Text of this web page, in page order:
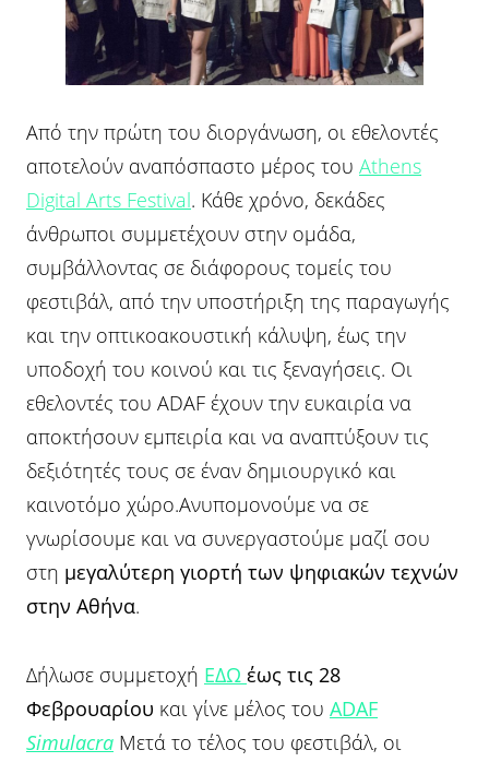
Από την πρώτη του διοργάνωση, οι εθελοντές
αποτελούν αναπόσπαστο μέρος του Athens
Digital Arts Festival. Κάθε χρόνο, δεκάδες
άνθρωποι συμμετέχουν στην ομάδα,
συμβάλλοντας σε διάφορους τομείς του
φεστιβάλ, από την υποστήριξη της παραγωγής
και την οπτικοακουστική κάλυψη, έως την
υποδοχή του κοινού και τις ξεναγήσεις. Οι
εθελοντές του ADAF έχουν την ευκαιρία να
αποκτήσουν εμπειρία και να αναπτύξουν τις
δεξιότητές τους σε έναν δημιουργικό και
καινοτόμο χώρο.Ανυπομονούμε να σε
γνωρίσουμε και να συνεργαστούμε μαζί σου
στη μεγαλύτερη γιορτή των ψηφιακών τεχνών
στην Αθήνα.
Δήλωσε συμμετοχή ΕΔΩ έως τις 28
Φεβρουαρίου και γίνε μέλος του ADAF
Simulacra Μετά το τέλος του φεστιβάλ, οι